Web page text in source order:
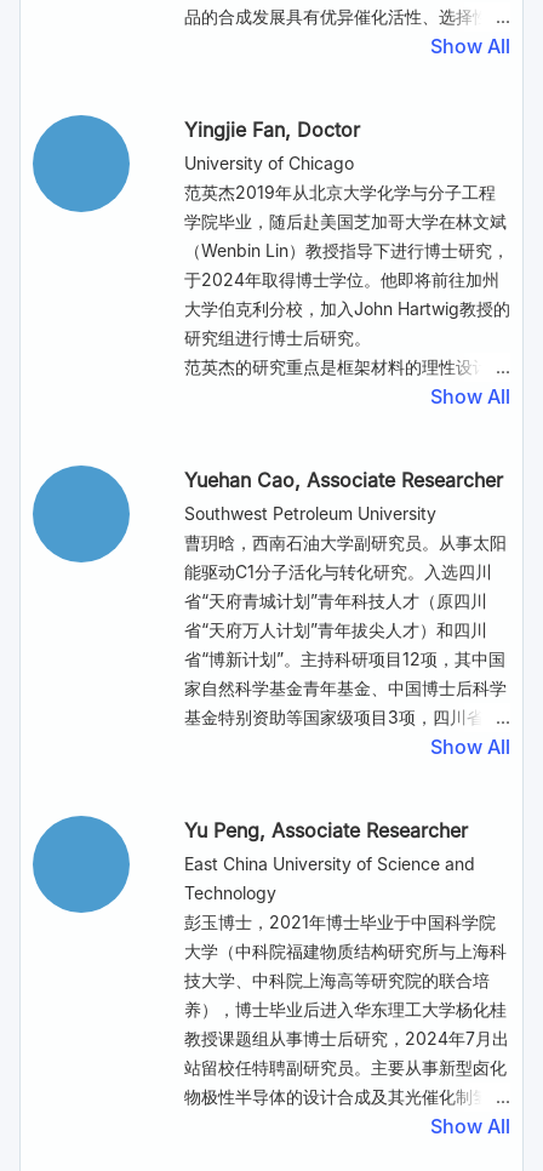
formation problem has been effectively
reduced by conducting CO2 electrolysis
products. Despite the progress, the
energy efficiency for the value-added
products is below expectation due to
their low total Faradaic efficiency
achieved at those conditions. The use of
CO instead of CO2 as the feedstock
offers a means to address these
challenges resulted from the undesired
side reaction or low selectivity.
Considering the comparatively mature
strong acid media or using solid oxide
electrochemical cell) with high efficiency,
the tandem strategy in which CO2 is first
reduced to CO followed by further
reducing CO to value-added products
shows significant promise. Herein we
report our latest progress in CO
electroreduction using a carbon
nanotube supported molecular catalyst
to achieve high efficiency towards value-
reaction intermediates and pathways will
also be discussed.
it in fuels and chemicals is a pathway to
address this challenge. The key to
efficient and clean electrocatalytic
pathways for carrier synthesis. In this
talk, I will discuss why ammonia is a
promising energy storage carrier. I will
introduce the electrochemical ammonia
synthesis as the energy storage route,
especially lithium-mediated nitrogen
reduction reaction (Li-NRR), for the
distributed production of fertilizers in
small-scale devices powered by
such as continuous-flow reactor and
design of stable anode catalyst in the
organic system. Lastly, a new system
based on redox-mediated ammonia
synthesis will be discussed beyond the
Li-NRR.
品的合成发展具有优异催化活性、选择性和
寿命的新型催化材料, 阐明沸石分子筛的骨
策略。在Science、Nature Catal.、Nature
Nanotechnol.、J. Am. Chem. Soc.、
Chem、Joule等杂志发表论文多篇，获得中
国化学会青年化学奖，国家自然科学基金优
青项目、国际催化大会青年科学家奖、中国
催化新秀奖等奖项。
Show All
Yingjie Fan, Doctor
University of Chicago
范英杰2019年从北京大学化学与分子工程
学院毕业，随后赴美国芝加哥大学在林文斌
（Wenbin Lin）教授指导下进行博士研究，
于2024年取得博士学位。他即将前往加州
大学伯克利分校，加入John Hartwig教授的
研究组进行博士后研究。
范英杰的研究重点是框架材料的理性设计，
包括金属有机框架材料（MOF）和共价有
间，他以第一作者或者共同第一作者发表7
篇J. Am. Chem. Soc., 1篇Angew. Chem.
Int. Ed. 和1篇Nature Catal.他曾获得2023-
2024年Julia S. & Edward C. Lee奖学金、
国家自费留学生奖学金和碳未来青年研究者
奖。
Abstract:
Photocatalysis utilizes photon energy to
drive chemical reactions under mild
conditions that would otherwise require
systems by assembling light-harvesting
antenna complexes, electron transport
chains, and catalytic enzymes for
photosynthesis. While methods based on
the synergy between photosensitizer
and catalytic complexes has been
widely applied in photocatalysis, a lack
of design principal has resulted in a low
efficiency of photon-to-product
efficiency. The emergence of framework
materials, including metal-organic
Show All
Yuehan Cao, Associate Researcher
Southwest Petroleum University
曹玥晗，西南石油大学副研究员。从事太阳
能驱动C1分子活化与转化研究。入选四川
省“天府青城计划”青年科技人才（原四川
省“天府万人计划”青年拔尖人才）和四川
省“博新计划”。主持科研项目12项，其中国
家自然科学基金青年基金、中国博士后科学
基金特别资助等国家级项目3项，四川省重
大科技专项子课题、四川省自然科学基金等
Commun.、J. Am. Chem. Soc.、Angew.
Chem. Inter. Ed.等期刊发表SCI论文19篇，
被引1500余次，H因子22，2篇论文入选
ESI热点论文。获得中国化工学会科学技术
奖二等奖等奖励3项。
Abstract:
Direct conversion of methane (CH4) into
methanol (CH3OH) provides a feasible
route for efficient energy storage and
the production of valuable chemicals.
The scientific challenge for this dream
Show All
Yu Peng, Associate Researcher
East China University of Science and
Technology
彭玉博士，2021年博士毕业于中国科学院
大学（中科院福建物质结构研究所与上海科
技大学、中科院上海高等研究院的联合培
养），博士毕业后进入华东理工大学杨化桂
教授课题组从事博士后研究，2024年7月出
站留校任特聘副研究员。主要从事新型卤化
物极性半导体的设计合成及其光催化制氢性
能研究。相关成果以第一作者身份发表在J.
Show All